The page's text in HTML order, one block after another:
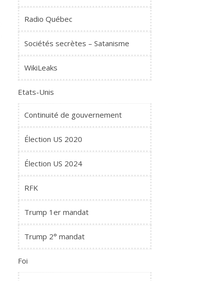
Radio Québec
Sociétés secrètes – Satanisme
WikiLeaks
Etats-Unis
Continuité de gouvernement
Élection US 2020
Élection US 2024
RFK
Trump 1er mandat
Trump 2° mandat
Foi